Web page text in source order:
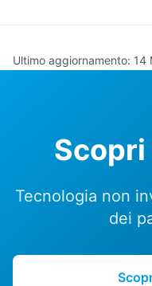
Ultimo aggiornamento: 14
Tecnologia non
dei